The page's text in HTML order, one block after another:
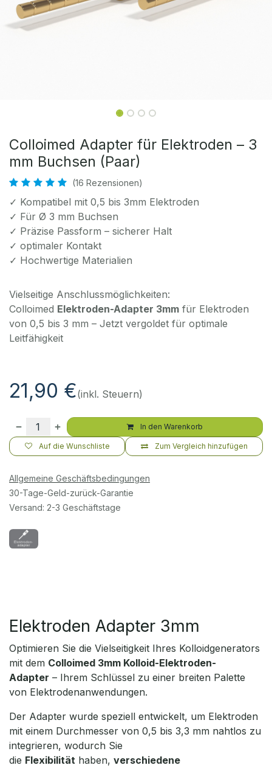
Colloimed Adapter für Elektroden – 3
mm Buchsen (Paar)
(16 Rezensionen)
✓ Kompatibel mit 0,5 bis 3mm Elektroden
✓ Für Ø 3 mm Buchsen
✓ Präzise Passform – sicherer Halt
✓ optimaler Kontakt
✓ Hochwertige Materialien
Vielseitige Anschlussmöglichkeiten:
Colloimed Elektroden-Adapter 3mm für Elektroden
von 0,5 bis 3 mm – Jetzt vergoldet für optimale
Leitfähigkeit
21,90 €(inkl. Steuern)
In den Warenkorb
Zum Vergleich hinzufügen
Auf die Wunschliste
Allgemeine Geschäftsbedingungen
30-Tage-Geld-zurück-Garantie
Versand: 2-3 Geschäftstage
Elektroden Adapter 3mm
Optimieren Sie die Vielseitigkeit Ihres Kolloidgenerators
mit dem Colloimed 3mm Kolloid-Elektroden-
Adapter – Ihrem Schlüssel zu einer breiten Palette
von Elektrodenanwendungen.
Der Adapter wurde speziell entwickelt, um Elektroden
mit einem Durchmesser von 0,5 bis 3,3 mm nahtlos zu
integrieren, wodurch Sie
die Flexibilität haben, verschiedene